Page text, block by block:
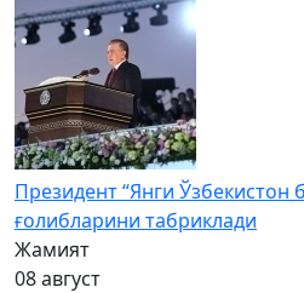
Президент “Янги Ўзбекистон
ғолибларини табриклади
Жамият
08 август